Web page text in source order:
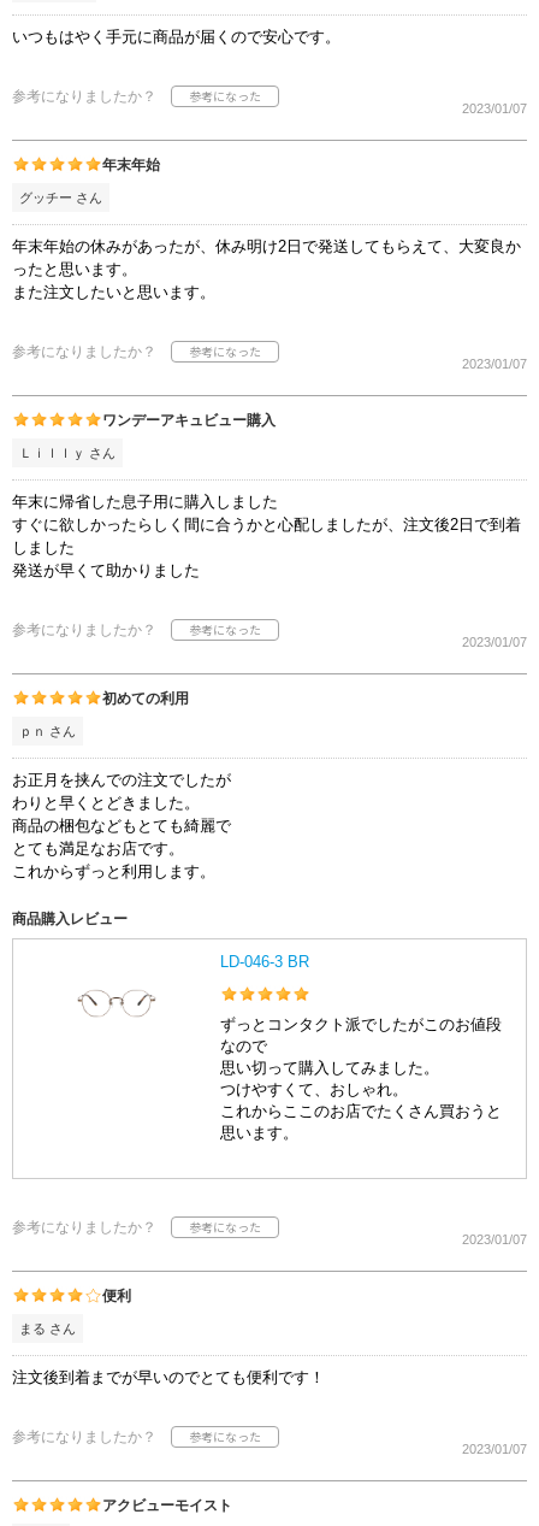
いつもはやく手元に商品が届くので安心です。
参考になりましたか？
2023/01/07
年末年始
グッチー さん
年末年始の休みがあったが、休み明け2日で発送してもらえて、大変良か
ったと思います。
また注文したいと思います。
参考になりましたか？
2023/01/07
ワンデーアキュビュー購入
Ｌｉｌｌｙ さん
年末に帰省した息子用に購入しました
すぐに欲しかったらしく間に合うかと心配しましたが、注文後2日で到着
しました
発送が早くて助かりました
参考になりましたか？
2023/01/07
初めての利用
ｐｎ さん
お正月を挟んでの注文でしたが
わりと早くとどきました。
商品の梱包などもとても綺麗で
とても満足なお店です。
これからずっと利用します。
商品購入レビュー
LD-046-3 BR
ずっとコンタクト派でしたがこのお値段
なので
思い切って購入してみました。
つけやすくて、おしゃれ。
これからここのお店でたくさん買おうと
思います。
参考になりましたか？
2023/01/07
便利
まる さん
注文後到着までが早いのでとても便利です！
参考になりましたか？
2023/01/07
アクビューモイスト